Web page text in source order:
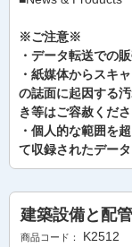
※ご注意※
・データ転送での
・紙媒体からスキ
の誌面に起因する
き等はご容赦くださ
・個人的な範囲を
て収録されたデー
建築設備と配
商品コード： K2512